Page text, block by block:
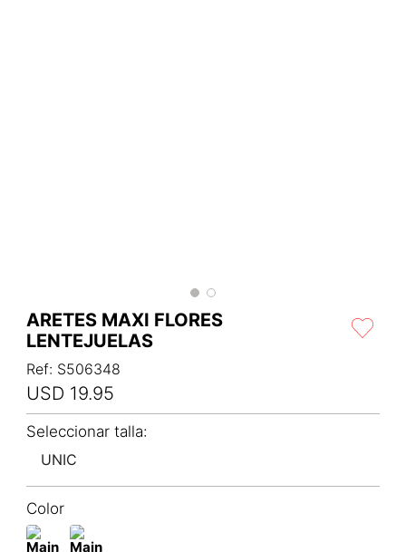
ARETES MAXI FLORES
LENTEJUELAS
Ref: S506348
USD 19.95
UNIC
Color